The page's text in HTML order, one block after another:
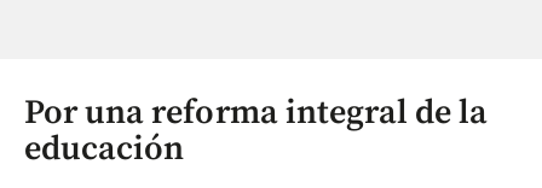
Por una reforma integral de la
educación